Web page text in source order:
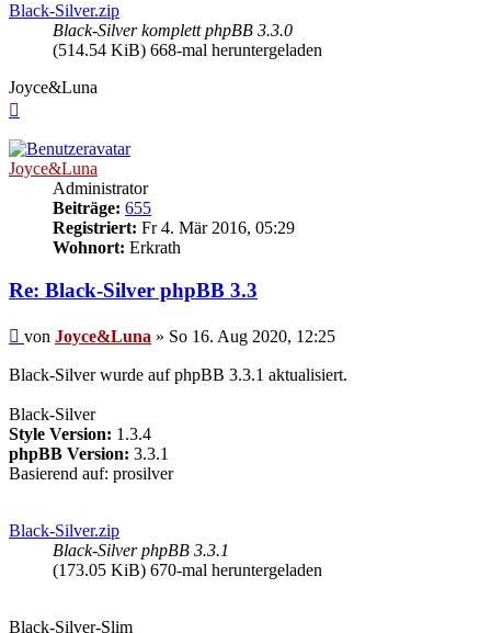
Black-Silver.zip
Black-Silver komplett phpBB 3.3.0
(514.54 KiB) 668-mal heruntergeladen
Joyce&Luna
Joyce&Luna
Administrator
Beiträge: 655
Registriert: Fr 4. Mär 2016, 05:29
Wohnort: Erkrath
Re: Black-Silver phpBB 3.3
Beitrag
von Joyce&Luna » So 16. Aug 2020, 12:25
Black-Silver wurde auf phpBB 3.3.1 aktualisiert.
Black-Silver
Style Version: 1.3.4
phpBB Version: 3.3.1
Basierend auf: prosilver
Black-Silver.zip
Black-Silver phpBB 3.3.1
(173.05 KiB) 670-mal heruntergeladen
Black-Silver-Slim